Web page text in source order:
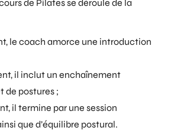
de Pilates se déroule de la
le coach amorce une introduction
il inclut un enchaînement
de postures ;
il termine par une session
que d’équilibre postural.